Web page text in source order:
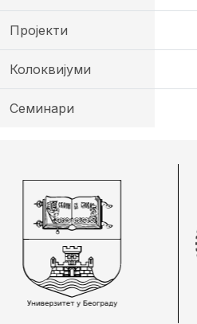
Пројекти
Колоквијуми
Семинари